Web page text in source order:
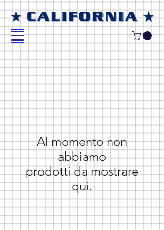
Al momento non
abbiamo
prodotti da mostrare
qui.
Spedizioni e resi
Shop